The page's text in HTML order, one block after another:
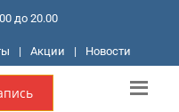
до 20.00
| Акции | Новости